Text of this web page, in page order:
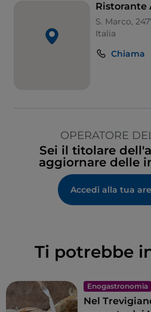
Ristorante
S. Marco,
Italia
Chiama
OPERATORE
Sei il titolare
aggiornare delle
Accedi alla tua
Ti potrebbe
Enogastronomia
Nel